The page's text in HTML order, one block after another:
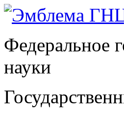
Федеральное
науки